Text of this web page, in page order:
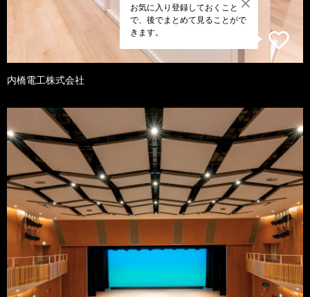
お気に入り登録しておくこと
で、後でまとめて見ることがで
きます。
内橋電工株式会社